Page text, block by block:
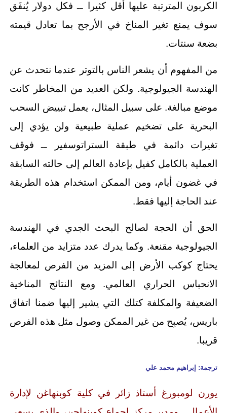
الكربون المترتبة عليها أقل كثيرا ــ فكل دولار يُنفَق
سوف يمنع تغير المناخ في الأرجح بما تعادل قيمته
بضعة سنتات.
من المفهوم أن يشعر الناس بالتوتر عندما نتحدث عن
الهندسة الجيولوجية. ولكن العديد من المخاطر كانت
موضع مبالغة. على سبيل المثال، يعمل تبييض السحب
البحرية على تضخيم عملية طبيعية ولن يؤدي إلى
تغيرات دائمة في طبقة الستراتوسفير ــ فوقف
العملية بالكامل كفيل بإعادة العالم إلى حالته السابقة
في غضون أيام، ومن الممكن استخدام هذه الطريقة
عند الحاجة إليها فقط.
الحق أن الحجة لصالح البحث الجدي في الهندسة
الجيولوجية مقنعة. وكما يدرك عدد متزايد من العلماء،
يحتاج كوكب الأرض إلى المزيد من الفرص لمعالجة
الانحباس الحراري العالمي. ومع النتائج المناخية
الضعيفة والمكلفة كتلك التي يشير إليها ضمنا اتفاق
باريس، يُصبِح من غير الممكن وصول مثل هذه الفرص
قريبا.
ترجمة: إبراهيم محمد علي
يورن لومبورغ أستاذ زائر في كلية كوبنهاغن لإدارة